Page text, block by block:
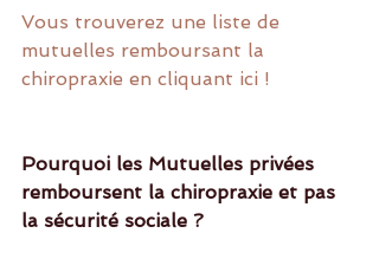
Vous trouverez une liste de
mutuelles remboursant la
chiropraxie en cliquant ici !
Pourquoi les Mutuelles privées
remboursent la chiropraxie et pas
la sécurité sociale ?